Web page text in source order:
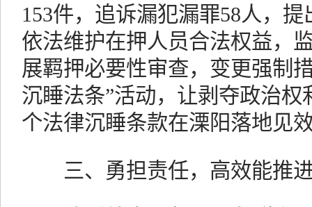
153件，追诉漏犯漏罪58人，
依法维护在押人员合法权益，
展羁押必要性审查，变更强制
沉睡法条”活动，让剥夺政治
个法律沉睡条款在溧阳落地见
三、勇担责任，高效能推